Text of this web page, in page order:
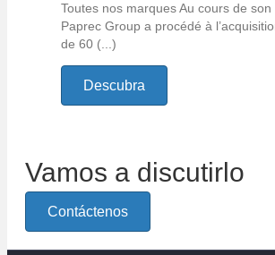
Toutes nos marques Au cours de son
Paprec Group a procédé à
de 60 (...)
Descubra
Vamos a discutirlo
Contáctenos